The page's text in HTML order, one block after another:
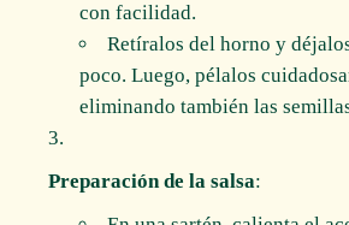
con facilidad.
Retíralos del horno y
poco. Luego, pélalos
eliminando también las
Preparación de la salsa: